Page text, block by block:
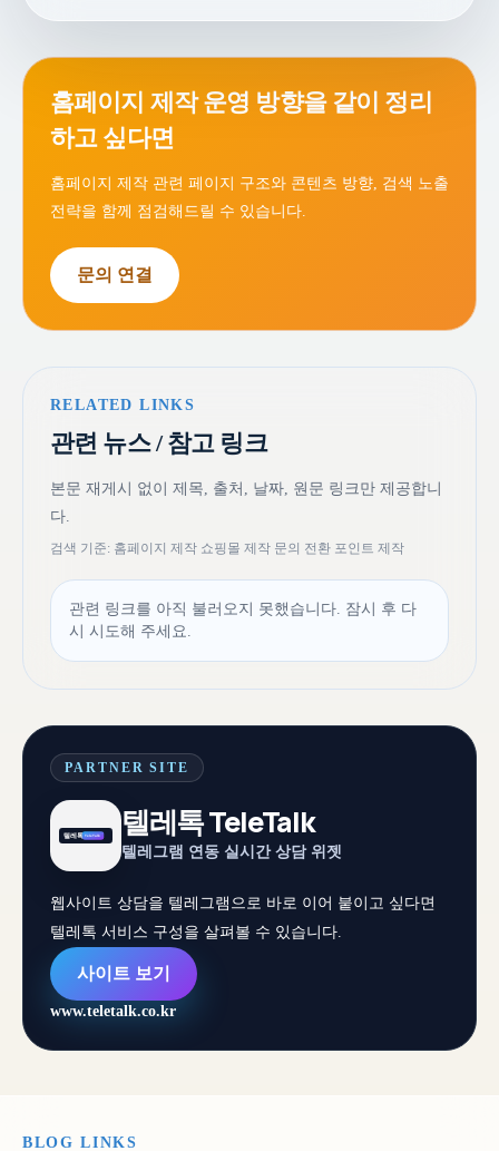
홈페이지 제작 운영 방향을 같이 정리
하고 싶다면
홈페이지 제작 관련 페이지 구조와 콘텐츠 방향, 검색 노출
전략을 함께 점검해드릴 수 있습니다.
문의 연결
RELATED LINKS
관련 뉴스 / 참고 링크
본문 재게시 없이 제목, 출처, 날짜, 원문 링크만 제공합니
다.
검색 기준: 홈페이지 제작 쇼핑몰 제작 문의 전환 포인트 제작
관련 링크를 아직 불러오지 못했습니다. 잠시 후 다
시 시도해 주세요.
PARTNER SITE
텔레톡 TeleTalk
텔레그램 연동 실시간 상담 위젯
웹사이트 상담을 텔레그램으로 바로 이어 붙이고 싶다면
텔레톡 서비스 구성을 살펴볼 수 있습니다.
사이트 보기
www.teletalk.co.kr
BLOG LINKS